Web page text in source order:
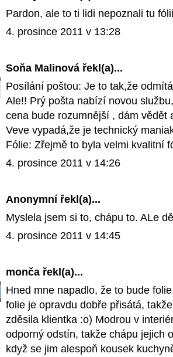
Pardon, ale to ti lidi nepoznali tu
4. prosince 2011 v 13:28
Soňa Malinová řekl(a)...
Posílání poštou: Je to tak,že
Ale!! Prý pošta nabízí novou
cena bude rozumnější , dám vědět
Veve vypadá,že je technický
Fólie: Zřejmě to byla velmi kvalitní
4. prosince 2011 v 14:26
Anonymní řekl(a)...
Myslela jsem si to, chápu to. ALe
4. prosince 2011 v 14:45
monča řekl(a)...
Hned mne napadlo, že to bude
folie je opravdu dobře přisátá,
zděsila klientka :o) Modrou v
odporný odstín, takže chápu jejich
když se jim alespoň kousek